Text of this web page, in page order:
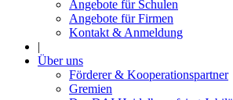
Angebote für Schulen
Angebote für Firmen
Kontakt & Anmeldung
|
Über uns
Förderer & Kooperationspartner
Gremien